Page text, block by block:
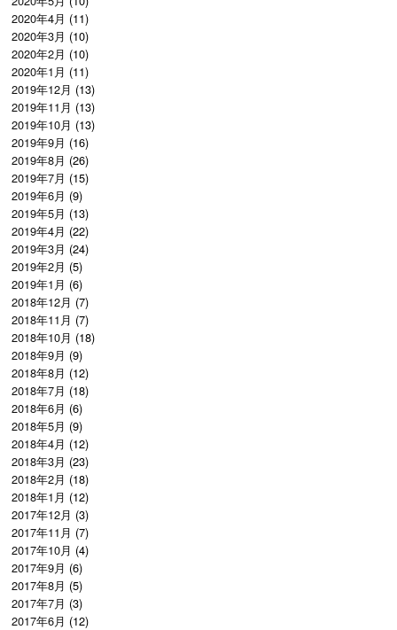
2020年4月 (11)
2020年3月 (10)
2020年2月 (10)
2020年1月 (11)
2019年12月 (13)
2019年11月 (13)
2019年10月 (13)
2019年9月 (16)
2019年8月 (26)
2019年7月 (15)
2019年6月 (9)
2019年5月 (13)
2019年4月 (22)
2019年3月 (24)
2019年2月 (5)
2019年1月 (6)
2018年12月 (7)
2018年11月 (7)
2018年10月 (18)
2018年9月 (9)
2018年8月 (12)
2018年7月 (18)
2018年6月 (6)
2018年5月 (9)
2018年4月 (12)
2018年3月 (23)
2018年2月 (18)
2018年1月 (12)
2017年12月 (3)
2017年11月 (7)
2017年10月 (4)
2017年9月 (6)
2017年8月 (5)
2017年7月 (3)
2017年6月 (12)